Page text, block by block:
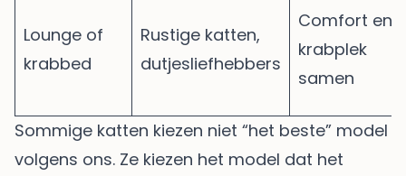
Lounge of
krabbed
Rustige katten,
dutjesliefhebbers
Comfort en
krabplek
samen
Sommige katten kiezen niet “het beste” model
volgens ons. Ze kiezen het model dat het